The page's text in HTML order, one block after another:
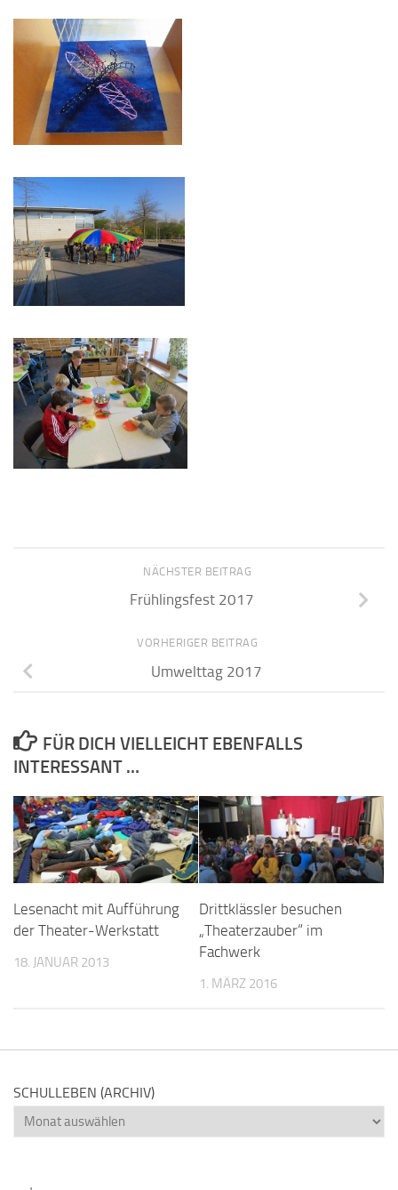
NÄCHSTER BEITRAG
Frühlingsfest 2017
VORHERIGER BEITRAG
Umwelttag 2017
FÜR DICH VIELLEICHT EBENFALLS
INTERESSANT …
Lesenacht mit Aufführung
der Theater-Werkstatt
18. JANUAR 2013
Drittklässler besuchen
„Theaterzauber“ im
Fachwerk
1. MÄRZ 2016
SCHULLEBEN (ARCHIV)
Schulleben
(Archiv)